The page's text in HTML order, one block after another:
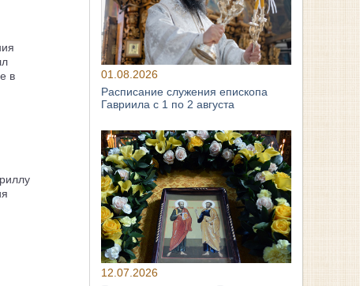
в
01.08.2026
Расписание служения епископа
Гавриила с 1 по 2 августа
12.07.2026